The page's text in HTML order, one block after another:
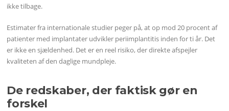
ikke tilbage.
Estimater fra internationale studier peger på, at op mod 20 procent af
patienter med implantater udvikler periimplantitis inden for ti år. Det
er ikke en sjældenhed. Det er en reel risiko, der direkte afspejler
kvaliteten af den daglige mundpleje.
De redskaber, der faktisk gør en
forskel